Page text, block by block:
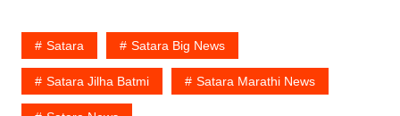
Satara Satara Big News
Satara Jilha Batmi Satara Marathi News